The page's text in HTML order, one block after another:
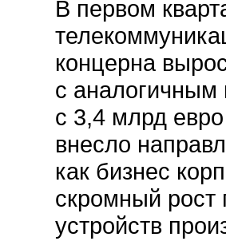
В первом
концерна
с
с 3,4 млрд
внесло
как бизнес
скромный рост
устройств